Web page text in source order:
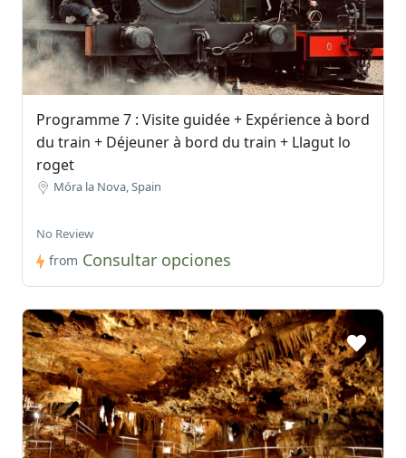
Programme 7 : Visite guidée + Expérience à bord
du train + Déjeuner à bord du train + Llagut lo
roget
Móra la Nova, Spain
No Review
from Consultar opciones